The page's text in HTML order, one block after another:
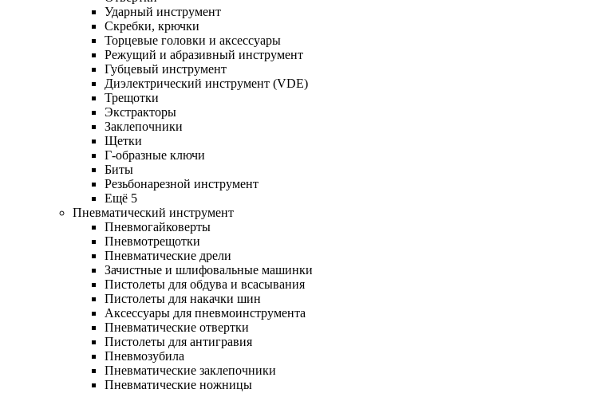
Ударный инструмент
Скребки, крючки
Торцевые головки и аксессуары
Режущий и абразивный инструмент
Губцевый инструмент
Диэлектрический инструмент (VDE)
Трещотки
Экстракторы
Заклепочники
Щетки
Г-образные ключи
Биты
Резьбонарезной инструмент
Ещё 5
Пневматический инструмент
Пневмогайковерты
Пневмотрещотки
Пневматические дрели
Зачистные и шлифовальные машинки
Пистолеты для обдува и всасывания
Пистолеты для накачки шин
Аксессуары для пневмоинструмента
Пневматические отвертки
Пистолеты для антигравия
Пневмозубила
Пневматические заклепочники
Пневматические ножницы